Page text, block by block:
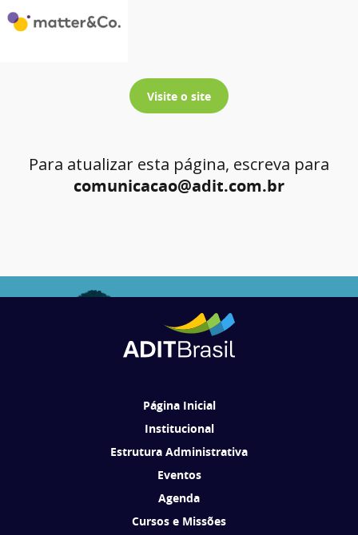
Visite o site
Para atualizar esta página, escreva para
comunicacao@adit.com.br
Página Inicial
Institucional
Estrutura Administrativa
Eventos
Agenda
Cursos e Missões